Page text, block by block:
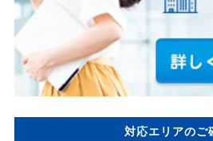
対応エリアのご